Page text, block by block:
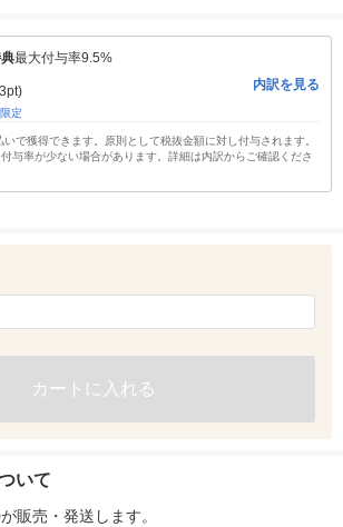
最大付与率9.5%
定
内訳を見る
で獲得できます。原則として税抜金額に対し付与されます。
与率が少ない場合があります。詳細は内訳からご確認くださ
カートに入れる
いて
が販売・発送します。